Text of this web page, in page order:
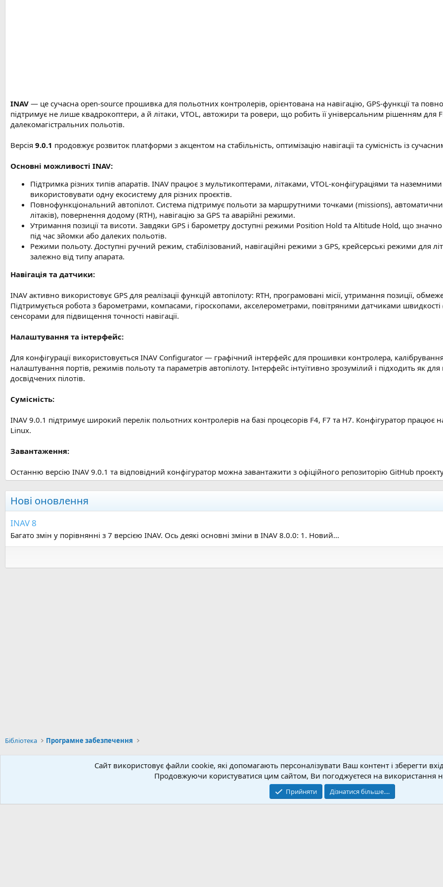
INAV — це сучасна open-source прошивка для польотних контролерів, орієнтована на навігацію, GPS-функції та
підтримує не лише квадрокоптери, а й літаки, VTOL, автожири та ровери, що робить її універсальним рішенням для
далекомагістральних польотів.
Версія 9.0.1 продовжує розвиток платформи з акцентом на стабільність, оптимізацію навігації та сумісність із
Основні можливості INAV:
Підтримка різних типів апаратів. INAV працює з мультикоптерами, літаками, VTOL-конфігураціями та
використовувати одну екосистему для різних проєктів.
Повнофункціональний автопілот. Система підтримує польоти за маршрутними точками (missions),
літаків), повернення додому (RTH), навігацію за GPS та аварійні режими.
Утримання позиції та висоти. Завдяки GPS і барометру доступні режими Position Hold та Altitude Hold, що
під час зйомки або далеких польотів.
Режими польоту. Доступні ручний режим, стабілізований, навігаційні режими з GPS, крейсерські режими для
залежно від типу апарата.
Навігація та датчики:
INAV активно використовує GPS для реалізації функцій автопілоту: RTH, програмовані місії, утримання позиції,
Підтримується робота з барометрами, компасами, гіроскопами, акселерометрами, повітряними датчиками
сенсорами для підвищення точності навігації.
Налаштування та інтерфейс:
Для конфігурації використовується INAV Configurator — графічний інтерфейс для прошивки контролера,
налаштування портів, режимів польоту та параметрів автопілоту. Інтерфейс інтуїтивно зрозумілий і підходить як для
досвідчених пілотів.
Сумісність:
INAV 9.0.1 підтримує широкий перелік польотних контролерів на базі процесорів F4, F7 та H7. Конфігуратор працює
Linux.
Завантаження:
Останню версію INAV 9.0.1 та відповідний конфігуратор можна завантажити з офіційного репозиторію GitHub
Нові оновлення
INAV 8
Багато змін у порівнянні з 7 версією INAV. Ось деякі основні зміни в INAV 8.0.0: 1. Новий...
Бібліотека Програмне забезпечення
Зворотній зв'язок
© 2020-2026 FPVUA.ORG Розроблено:Magshifter
Сайт використовує файли cookie, які допомагають персоналізувати Ваш контент і зберегти
Продовжуючи користуватися цим сайтом, Ви погоджуєтеся на використання
Прийняти Дізнатися більше....